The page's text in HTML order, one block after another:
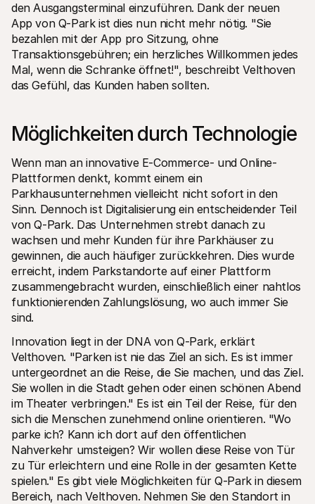
den Ausgangsterminal einzuführen. Dank der neuen
App von Q-Park ist dies nun nicht mehr nötig. "Sie
bezahlen mit der App pro Sitzung, ohne
Transaktionsgebühren; ein herzliches Willkommen jedes
Mal, wenn die Schranke öffnet!", beschreibt Velthoven
das Gefühl, das Kunden haben sollten.
Möglichkeiten durch Technologie
Wenn man an innovative E-Commerce- und Online-
Plattformen denkt, kommt einem ein
Parkhausunternehmen vielleicht nicht sofort in den
Sinn. Dennoch ist Digitalisierung ein entscheidender Teil
von Q-Park. Das Unternehmen strebt danach zu
wachsen und mehr Kunden für ihre Parkhäuser zu
gewinnen, die auch häufiger zurückkehren. Dies wurde
erreicht, indem Parkstandorte auf einer Plattform
zusammengebracht wurden, einschließlich einer nahtlos
funktionierenden Zahlungslösung, wo auch immer Sie
sind.
Innovation liegt in der DNA von Q-Park, erklärt
Velthoven. "Parken ist nie das Ziel an sich. Es ist immer
untergeordnet an die Reise, die Sie machen, und das Ziel.
Sie wollen in die Stadt gehen oder einen schönen Abend
im Theater verbringen." Es ist ein Teil der Reise, für den
sich die Menschen zunehmend online orientieren. "Wo
parke ich? Kann ich dort auf den öffentlichen
Nahverkehr umsteigen? Wir wollen diese Reise von Tür
zu Tür erleichtern und eine Rolle in der gesamten Kette
spielen." Es gibt viele Möglichkeiten für Q-Park in diesem
Bereich, nach Velthoven. Nehmen Sie den Standort in